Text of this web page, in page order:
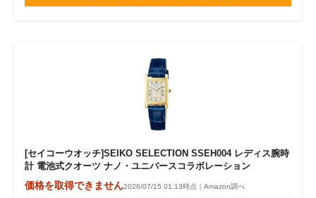
[セイコーウオッチ]SEIKO SELECTION SSEH004 レディス腕時
計 電池式クオーツ ナノ・ユニバースコラボレーション
価格を取得できません2026/07/15 01:13時点｜Amazon調べ